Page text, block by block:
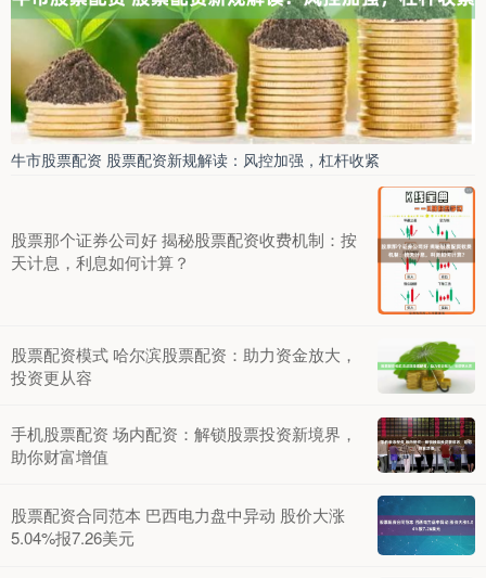
牛市股票配资 股票配资新规解读：风控加强，杠杆收紧
股票那个证券公司好 揭秘股票配资收费机制：按
天计息，利息如何计算？
股票配资模式 哈尔滨股票配资：助力资金放大，
投资更从容
手机股票配资 场内配资：解锁股票投资新境界，
助你财富增值
股票配资合同范本 巴西电力盘中异动 股价大涨
5.04%报7.26美元